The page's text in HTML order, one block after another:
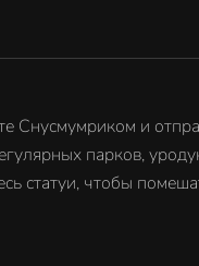
и
парков,
статуи, чтобы